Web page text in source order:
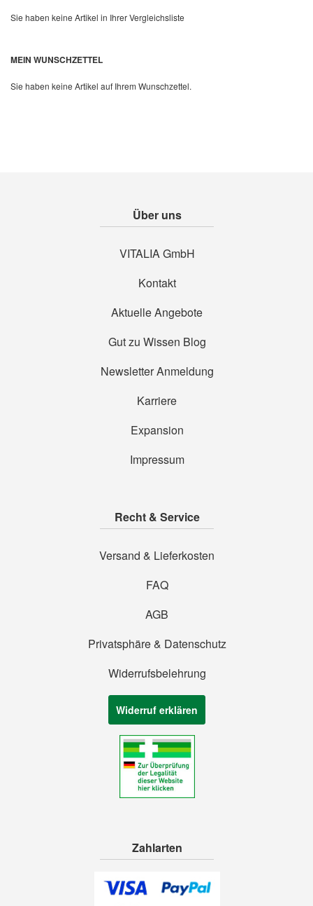
Sie haben keine Artikel in Ihrer Vergleichsliste
MEIN WUNSCHZETTEL
Sie haben keine Artikel auf Ihrem Wunschzettel.
Über uns
VITALIA GmbH
Kontakt
Aktuelle Angebote
Gut zu Wissen Blog
Newsletter Anmeldung
Karriere
Expansion
Impressum
Recht & Service
Versand & Lieferkosten
FAQ
AGB
Privatsphäre & Datenschutz
Widerrufsbelehrung
Widerruf erklären
Zahlarten